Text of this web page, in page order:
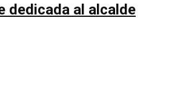
dedicada al alcalde